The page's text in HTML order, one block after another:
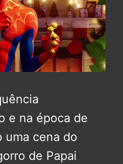
e na época de
uma cena do
de Papai